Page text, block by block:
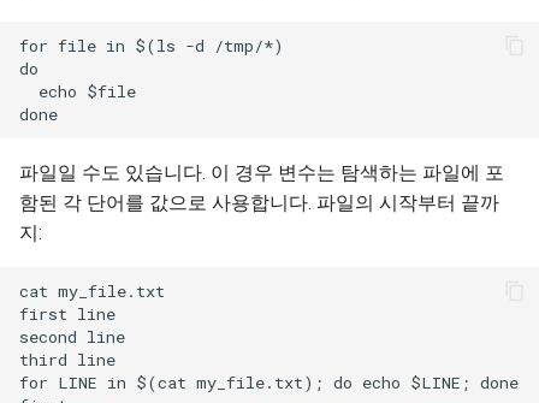
for file in $(ls -d /tmp/*)
do
  echo $file
파일일 수도 있습니다. 이 경우 변수는 탐색하는 파일에 포
함된 각 단어를 값으로 사용합니다. 파일의 시작부터 끝까
지:
cat my_file.txt
first line
second line
third line
for LINE in $(cat my_file.txt); do echo $LINE; done